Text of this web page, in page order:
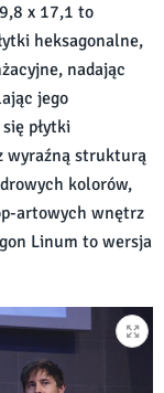
x 17,1 to
heksagonalne,
nadając
jego
płytki
wyraźną strukturą
kolorów,
artowych wnętrz
Linum to wersja